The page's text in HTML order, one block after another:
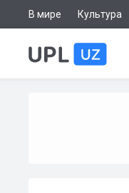
В мире Культура